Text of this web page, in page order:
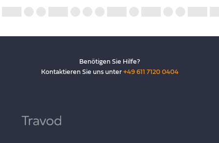
Benötigen Sie Hilfe?
Kontaktieren Sie uns unter+49 611 7120 0404